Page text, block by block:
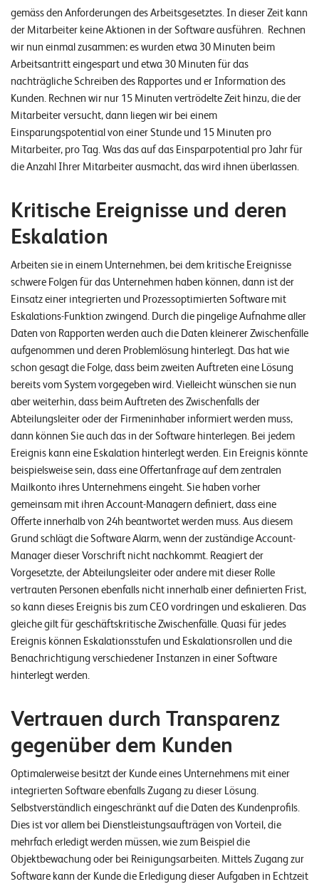
o
l
u
t
i
o
n
s
gemäss den Anforderungen des Arbeitsgesetztes. In dieser Zeit kann
der Mitarbeiter keine Aktionen in der Software ausführen. Rechnen
wir nun einmal zusammen: es wurden etwa 30 Minuten beim
Arbeitsantritt eingespart und etwa 30 Minuten für das
nachträgliche Schreiben des Rapportes und er Information des
Kunden. Rechnen wir nur 15 Minuten vertrödelte Zeit hinzu, die der
Mitarbeiter versucht, dann liegen wir bei einem
Einsparungspotential von einer Stunde und 15 Minuten pro
Mitarbeiter, pro Tag. Was das auf das Einsparpotential pro Jahr für
die Anzahl Ihrer Mitarbeiter ausmacht, das wird ihnen überlassen.
Kritische Ereignisse und deren
Eskalation
Arbeiten sie in einem Unternehmen, bei dem kritische Ereignisse
schwere Folgen für das Unternehmen haben können, dann ist der
Einsatz einer integrierten und Prozessoptimierten Software mit
Eskalations-Funktion zwingend. Durch die pingelige Aufnahme aller
Daten von Rapporten werden auch die Daten kleinerer Zwischenfälle
aufgenommen und deren Problemlösung hinterlegt. Das hat wie
schon gesagt die Folge, dass beim zweiten Auftreten eine Lösung
bereits vom System vorgegeben wird. Vielleicht wünschen sie nun
aber weiterhin, dass beim Auftreten des Zwischenfalls der
Abteilungsleiter oder der Firmeninhaber informiert werden muss,
dann können Sie auch das in der Software hinterlegen. Bei jedem
Ereignis kann eine Eskalation hinterlegt werden. Ein Ereignis könnte
beispielsweise sein, dass eine Offertanfrage auf dem zentralen
Mailkonto ihres Unternehmens eingeht. Sie haben vorher
gemeinsam mit ihren Account-Managern definiert, dass eine
Offerte innerhalb von 24h beantwortet werden muss. Aus diesem
Grund schlägt die Software Alarm, wenn der zuständige Account-
Manager dieser Vorschrift nicht nachkommt. Reagiert der
Vorgesetzte, der Abteilungsleiter oder andere mit dieser Rolle
vertrauten Personen ebenfalls nicht innerhalb einer definierten Frist,
so kann dieses Ereignis bis zum CEO vordringen und eskalieren. Das
gleiche gilt für geschäftskritische Zwischenfälle. Quasi für jedes
Ereignis können Eskalationsstufen und Eskalationsrollen und die
Benachrichtigung verschiedener Instanzen in einer Software
hinterlegt werden.
Vertrauen durch Transparenz
gegenüber dem Kunden
Optimalerweise besitzt der Kunde eines Unternehmens mit einer
integrierten Software ebenfalls Zugang zu dieser Lösung.
Selbstverständlich eingeschränkt auf die Daten des Kundenprofils.
Dies ist vor allem bei Dienstleistungsaufträgen von Vorteil, die
mehrfach erledigt werden müssen, wie zum Beispiel die
Objektbewachung oder bei Reinigungsarbeiten. Mittels Zugang zur
Software kann der Kunde die Erledigung dieser Aufgaben in Echtzeit